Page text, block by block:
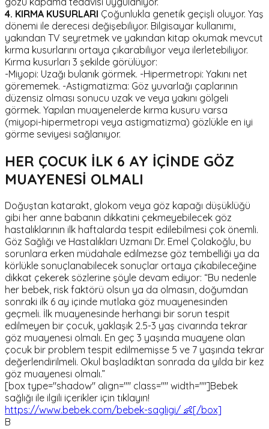
4. KIRMA KUSURLARI Çoğunlukla genetik geçişli oluyor. Yaş
dönemi ile derecesi değişebiliyor. Bilgisayar kullanımı,
yakından TV seyretmek ve yakından kitap okumak mevcut
kırma kusurlarını ortaya çıkarabiliyor veya ilerletebiliyor.
Kırma kusurları 3 şekilde görülüyor:
-Miyopi: Uzağı bulanık görmek. -Hipermetropi: Yakını net
görememek. -Astigmatizma: Göz yuvarlağı çaplarının
düzensiz olması sonucu uzak ve veya yakını gölgeli
görmek. Yapılan muayenelerde kırma kusuru varsa
(miyopi-hipermetropi veya astigmatizma) gözlükle en iyi
görme seviyesi sağlanıyor.
HER ÇOCUK İLK 6 AY İÇİNDE GÖZ
MUAYENESİ OLMALI
Doğuştan katarakt, glokom veya göz kapağı düşüklüğü
gibi her anne babanın dikkatini çekmeyebilecek göz
hastalıklarının ilk haftalarda tespit edilebilmesi çok önemli.
Göz Sağlığı ve Hastalıkları Uzmanı Dr. Emel Çolakoğlu, bu
sorunlara erken müdahale edilmezse göz tembelliği ya da
körlükle sonuçlanabilecek sonuçlar ortaya çıkabileceğine
dikkat çekerek sözlerine şöyle devam ediyor: “Bu nedenle
her bebek, risk faktörü olsun ya da olmasın, doğumdan
sonraki ilk 6 ay içinde mutlaka göz muayenesinden
geçmeli. İlk muayenesinde herhangi bir sorun tespit
edilmeyen bir çocuk, yaklaşık 2.5-3 yaş civarında tekrar
göz muayenesi olmalı. En geç 3 yaşında muayene olan
çocuk bir problem tespit edilmemişse 5 ve 7 yaşında tekrar
değerlendirilmeli. Okul başladıktan sonrada da yılda bir kez
göz muayenesi olmalı.”
[box type="shadow" align="" class="" width=""]Bebek
sağlığı ile ilgili içerikler için tıklayın!
https://www.bebek.com/bebek-sagligi/ 👶[/box]
B